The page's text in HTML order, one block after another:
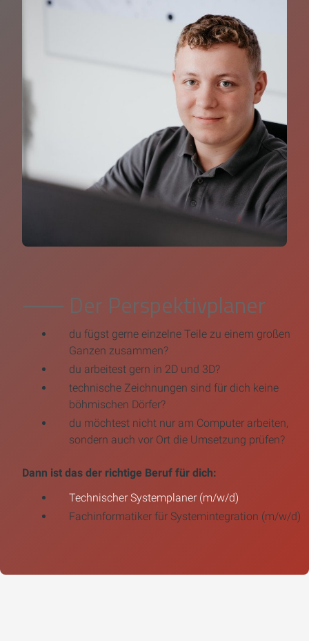
⸺ Der Perspektivplaner
du fügst gerne einzelne Teile zu einem großen
Ganzen zusammen?
du arbeitest gern in 2D und 3D?
technische Zeichnungen sind für dich keine
böhmischen Dörfer?
du möchtest nicht nur am Computer arbeiten,
sondern auch vor Ort die Umsetzung prüfen?
Dann ist das der richtige Beruf für dich:
Technischer Systemplaner (m/w/d)
Fachinformatiker für Systemintegration (m/w/d)